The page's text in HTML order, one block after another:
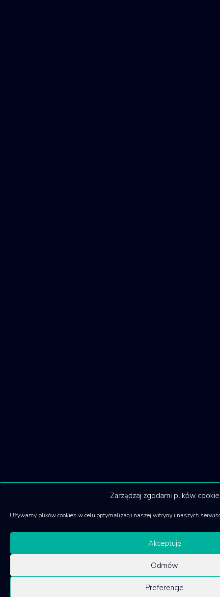
Zarządzaj zgodami plików cookie
Używamy plików cookies w celu optymalizacji naszej witryny i naszych
Akceptuję
Odmów
Preferencje